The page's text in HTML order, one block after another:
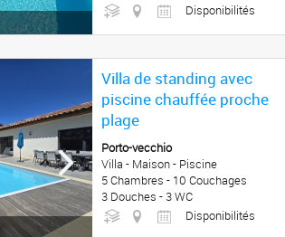
Disponibilités
Villa de standing avec
piscine chauffée proche
plage
Porto-vecchio
Villa - Maison - Piscine
5 Chambres - 10 Couchages
3 Douches - 3 WC
Disponibilités